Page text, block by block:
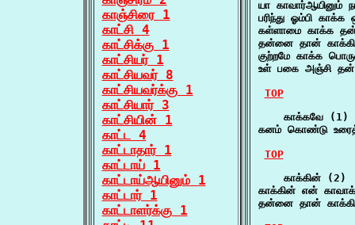
காஞ்சிரை 1
காட்சி 4
காட்சிக்கு 1
காட்சியர் 1
காட்சியவர் 8
காட்சியவர்க்கு 1
காட்சியார் 3
காட்சியின் 1
காட்ட 4
காட்டாதார் 1
காட்டாய் 1
காட்டாய்ஆயினும் 1
காட்டார் 1
காட்டாளர்க்கு 1
யா காவார்ஆயினும்
பரிந்து ஓம்பி
கள்ளாமை காக்க
தன்னை தான்
குற்றமே காக்க
உள் பகை அஞ்சி தன்
TOP
    காக்கவே (1)
கனம் கொண்டு
TOP
    காக்கின் (2)
காக்கின் என்
தன்னை தான்